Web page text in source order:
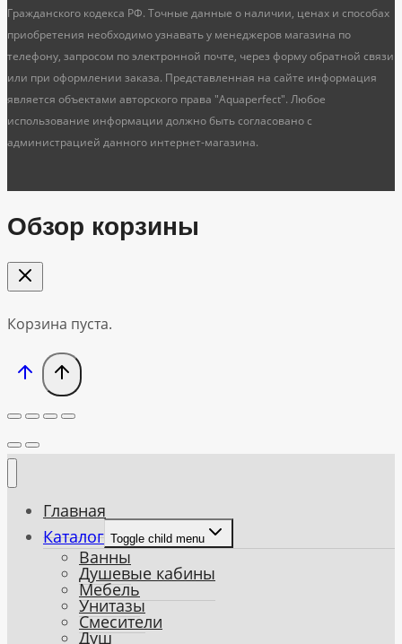
Гражданского кодекса РФ. Точные данные о наличии, ценах и способах
приобретения необходимо узнавать у менеджеров магазина по
телефону, запросом по электронной почте, через форму обратной связи
или при оформлении заказа. Представленная на сайте информация
является объектами авторского права "Aquaperfect". Любое
использование информации должно быть согласовано с
администрацией данного интернет-магазина.
Обзор корзины
Корзина пуста.
Главная
Каталог Toggle child menu
Ванны
Душевые кабины
Мебель
Унитазы
Смесители
Душ